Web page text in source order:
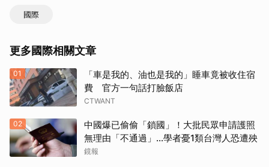
國際
更多國際相關文章
01
「車是我的、油也是我的」睡車竟被收住宿
費 官方一句話打臉飯店
CTWANT
02
中國爆已偷偷「鎖國」！大批民眾申請護照
無理由「不通過」...學者憂1類台灣人恐遭殃
鏡報